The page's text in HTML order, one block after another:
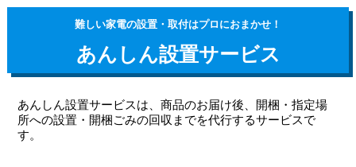
難しい家電の設置・取付はプロにおまかせ！
あんしん設置サービス
あんしん設置サービスは、商品のお届け後、開梱・指定場
所への設置・開梱ごみの回収までを代行するサービスで
す。